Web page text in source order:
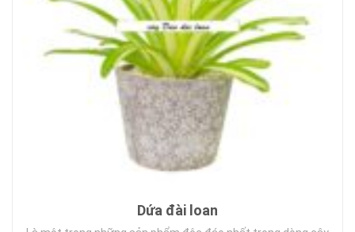
Dứa đài loan